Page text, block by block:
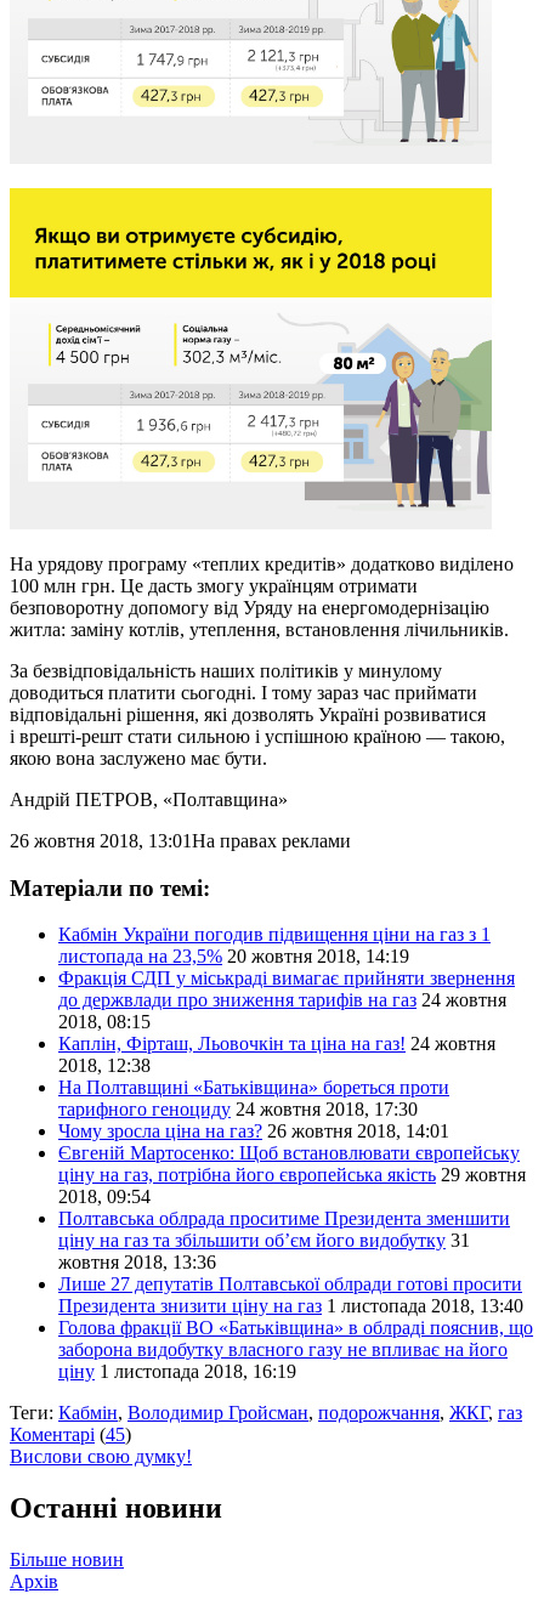
На урядову програму «теплих кредитів» додатково виділено
100 млн грн. Це дасть змогу українцям отримати
безповоротну допомогу від Уряду на енергомодернізацію
житла: заміну котлів, утеплення, встановлення лічильників.
За безвідповідальність наших політиків у минулому
доводиться платити сьогодні. І тому зараз час приймати
відповідальні рішення, які дозволять Україні розвиватися
і врешті-решт стати сильною і успішною країною — такою,
якою вона заслужено має бути.
Андрій ПЕТРОВ, «Полтавщина»
26 жовтня 2018, 13:01На правах реклами
Матеріали по темі:
Кабмін України погодив підвищення ціни на газ з 1
листопада на 23,5% 20 жовтня 2018, 14:19
Фракція СДП у міськраді вимагає прийняти звернення
до держвлади про зниження тарифів на газ 24 жовтня
2018, 08:15
Каплін, Фірташ, Льовочкін та ціна на газ! 24 жовтня
2018, 12:38
На Полтавщині «Батьківщина» бореться проти
тарифного геноциду 24 жовтня 2018, 17:30
Чому зросла ціна на газ? 26 жовтня 2018, 14:01
Євгеній Мартосенко: Щоб встановлювати європейську
ціну на газ, потрібна його європейська якість 29 жовтня
2018, 09:54
Полтавська облрада проситиме Президента зменшити
ціну на газ та збільшити об’єм його видобутку 31
жовтня 2018, 13:36
Лише 27 депутатів Полтавської облради готові просити
Президента знизити ціну на газ 1 листопада 2018, 13:40
Голова фракції ВО «Батьківщина» в облраді пояснив, що
заборона видобутку власного газу не впливає на його
ціну 1 листопада 2018, 16:19
Теги: Кабмін, Володимир Гройсман, подорожчання, ЖКГ, газ
Коментарі (45)
Вислови свою думку!
Останні новини
Більше новин
Архів